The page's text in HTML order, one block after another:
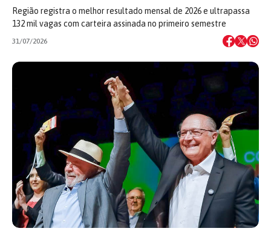
Região registra o melhor resultado mensal de 2026 e ultrapassa
132 mil vagas com carteira assinada no primeiro semestre
31/07/2026